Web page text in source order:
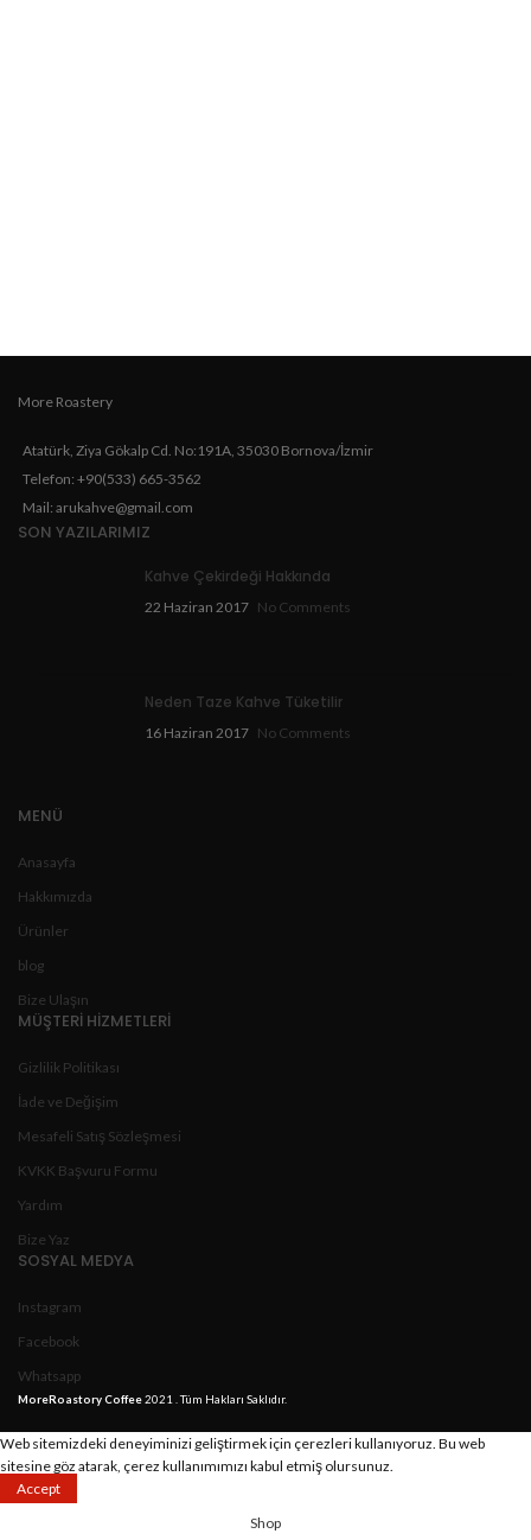
More Roastery
Atatürk, Ziya Gökalp Cd. No:191A, 35030 Bornova/İzmir
Telefon: +90(533) 665-3562
Mail: arukahve@gmail.com
SON YAZILARIMIZ
Kahve Çekirdeği Hakkında
22 Haziran 2017 No Comments
Neden Taze Kahve Tüketilir
16 Haziran 2017 No Comments
MENÜ
Anasayfa
Hakkımızda
Ürünler
blog
Bize Ulaşın
MÜŞTERİ HİZMETLERİ
Gizlilik Politikası
İade ve Değişim
Mesafeli Satış Sözleşmesi
KVKK Başvuru Formu
Yardım
Bize Yaz
SOSYAL MEDYA
Instagram
Facebook
Whatsapp
MoreRoastory Coffee2021 . Tüm Hakları Saklıdır.
Web sitemizdeki deneyiminizi geliştirmek için çerezleri kullanıyoruz. Bu web
sitesine göz atarak, çerez kullanımımızı kabul etmiş olursunuz.
Accept
Shop